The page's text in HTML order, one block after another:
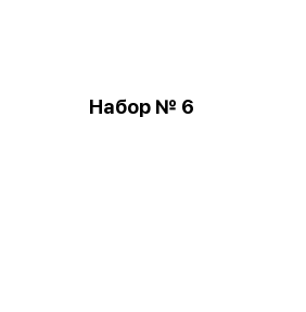
Набор № 6